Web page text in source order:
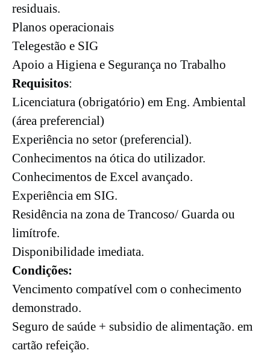
residuais.
Planos operacionais
Telegestão e SIG
Apoio a Higiena e Segurança no Trabalho
Requisitos:
Licenciatura (obrigatório) em Eng. Ambiental
(área preferencial)
Experiência no setor (preferencial).
Conhecimentos na ótica do utilizador.
Conhecimentos de Excel avançado.
Experiência em SIG.
Residência na zona de Trancoso/ Guarda ou
limítrofe.
Disponibilidade imediata.
Condições:
Vencimento compatível com o conhecimento
demonstrado.
Seguro de saúde + subsidio de alimentação. em
cartão refeição.